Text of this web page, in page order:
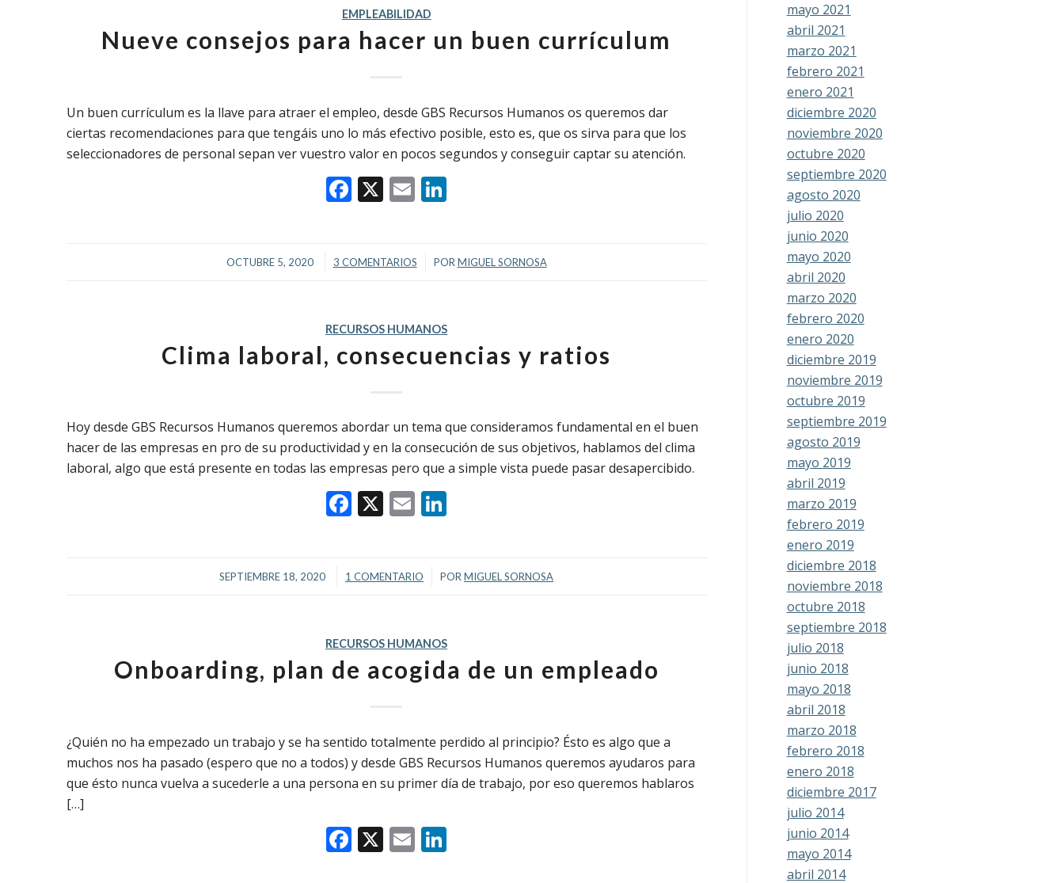
EMPLEABILIDAD
Nueve consejos para hacer un buen currículum
Un buen currículum es la llave para atraer el empleo, desde GBS Recursos Humanos os queremos dar
ciertas recomendaciones para que tengáis uno lo más efectivo posible, esto es, que os sirva para que los
seleccionadores de personal sepan ver vuestro valor en pocos segundos y conseguir captar su atención.
Facebook
X Email
OCTUBRE 5, 2020
/ 3 COMENTARIOS
/ POR MIGUEL SORNOSA
RECURSOS HUMANOS
Clima laboral, consecuencias y ratios
Hoy desde GBS Recursos Humanos queremos abordar un tema que consideramos fundamental en el buen
hacer de las empresas en pro de su productividad y en la consecución de sus objetivos, hablamos del clima
laboral, algo que está presente en todas las empresas pero que a simple vista puede pasar desapercibido.
Facebook
X Email
SEPTIEMBRE 18, 2020
/ 1 COMENTARIO
/ PORMIGUEL SORNOSA
RECURSOS HUMANOS
Onboarding, plan de acogida de un empleado
¿Quién no ha empezado un trabajo y se ha sentido totalmente perdido al principio? Ésto es algo que a
muchos nos ha pasado (espero que no a todos) y desde GBS Recursos Humanos queremos ayudaros para
que ésto nunca vuelva a sucederle a una persona en su primer día de trabajo, por eso queremos hablaros
[…]
Facebook
X Email
mayo 2021
abril 2021
marzo 2021
febrero 2021
enero 2021
diciembre 2020
noviembre 2020
octubre 2020
septiembre 2020
agosto 2020
julio 2020
junio 2020
mayo 2020
abril 2020
marzo 2020
febrero 2020
enero 2020
diciembre 2019
noviembre 2019
octubre 2019
septiembre 2019
agosto 2019
mayo 2019
abril 2019
marzo 2019
febrero 2019
enero 2019
diciembre 2018
noviembre 2018
octubre 2018
septiembre 2018
julio 2018
junio 2018
mayo 2018
abril 2018
marzo 2018
febrero 2018
enero 2018
diciembre 2017
julio 2014
junio 2014
mayo 2014
abril 2014